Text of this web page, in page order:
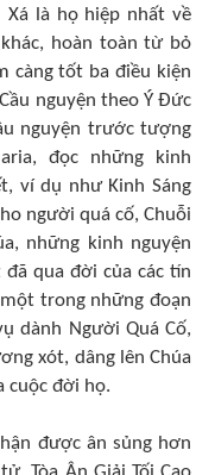
Xá là họ hiệp nhất về
hoàn toàn từ bỏ
càng tốt ba điều kiện
nguyện theo Ý Đức
nguyện trước tượng
đọc những kinh
ví dụ như Kinh Sáng
người quá cố, Chuỗi
những kinh nguyện
qua đời của các tín
trong những đoạn
dành Người Quá Cố,
xót, dâng lên Chúa
cuộc đời họ.
được ân sủng hơn